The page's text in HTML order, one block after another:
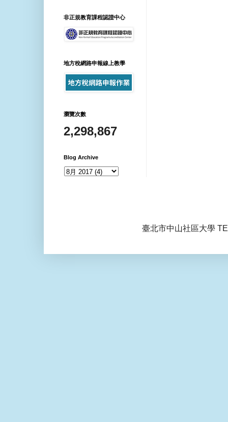
非正規教育課程認證中心
地方稅網路申報線上教學
瀏覽次數
2,298,867
Blog Archive
臺北市中山社區大學